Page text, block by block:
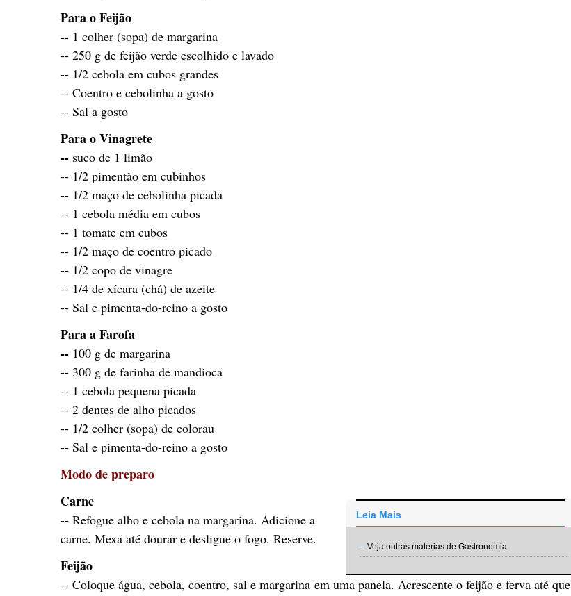
Para o Feijão
-- 1 colher (sopa) de margarina
-- 250 g de feijão verde escolhido e lavado
-- 1/2 cebola em cubos grandes
-- Coentro e cebolinha a gosto
-- Sal a gosto
Para o Vinagrete
-- suco de 1 limão
-- 1/2 pimentão em cubinhos
-- 1/2 maço de cebolinha picada
-- 1 cebola média em cubos
-- 1 tomate em cubos
-- 1/2 maço de coentro picado
-- 1/2 copo de vinagre
-- 1/4 de xícara (chá) de azeite
-- Sal e pimenta-do-reino a gosto
Para a Farofa
-- 100 g de margarina
-- 300 g de farinha de mandioca
-- 1 cebola pequena picada
-- 2 dentes de alho picados
-- 1/2 colher (sopa) de colorau
-- Sal e pimenta-do-reino a gosto
Modo de preparo
Leia Mais
-- Veja outras matérias de Gastronomia
Carne
-- Refogue alho e cebola na margarina. Adicione a
carne. Mexa até dourar e desligue o fogo. Reserve.
Feijão
-- Coloque água, cebola, coentro, sal e margarina em uma panela. Acrescente o feijão e ferva até que